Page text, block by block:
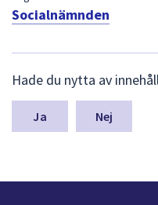
Socialnämnden
ä
m
a
n
Hade du nytta av
Nej